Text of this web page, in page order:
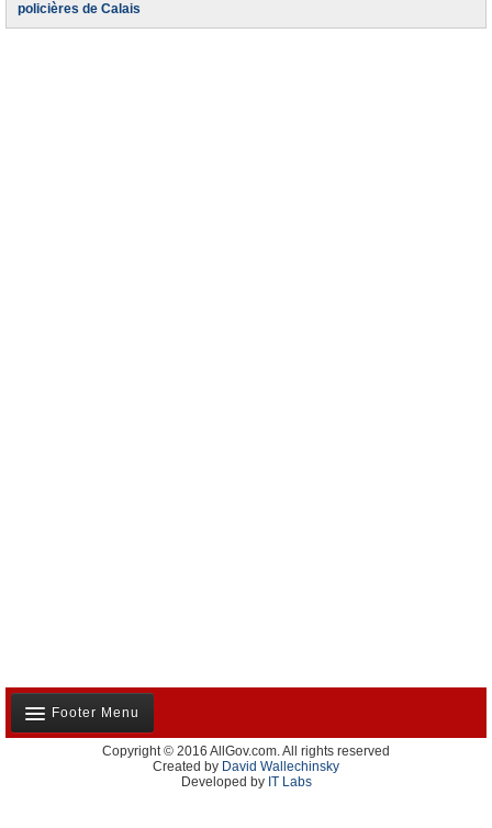
policières de Calais
Footer Menu
Notre équipe
Contactez-nous
Copyright © 2016 AllGov.com. All rights reserved
Created by David Wallechinsky
Developed by IT Labs